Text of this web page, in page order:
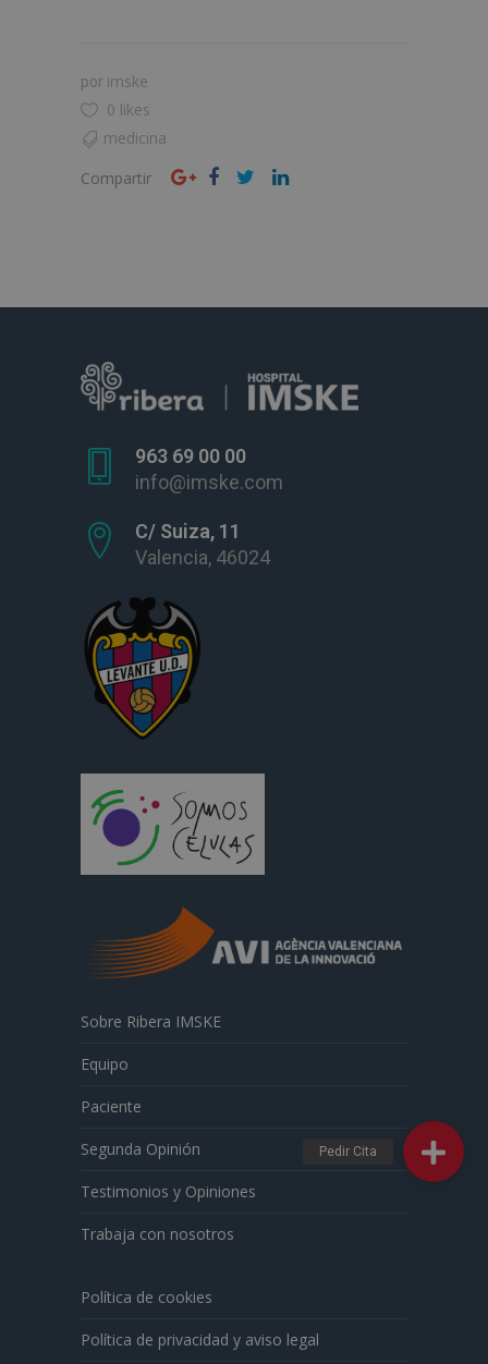
por imske
0 likes
medicina
Compartir
963 69 00 00
info@imske.com
C/ Suiza, 11
Valencia, 46024
Sobre Ribera IMSKE
Equipo
Paciente
Segunda Opinión
Testimonios y Opiniones
Trabaja con nosotros
Política de cookies
Política de privacidad y aviso legal